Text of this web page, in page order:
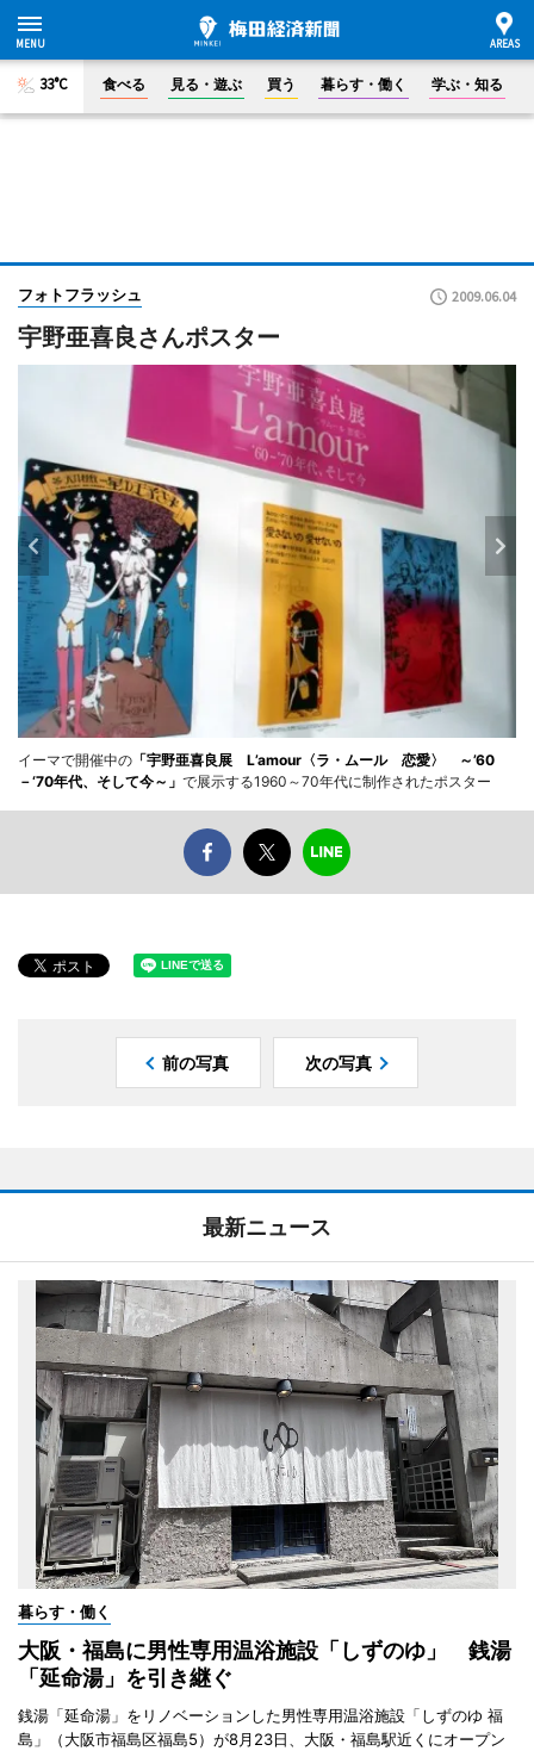
33°C 食べる 見る・遊ぶ 買う 暮らす・働く 学ぶ・知る
フォトフラッシュ 2009.06.04
宇野亜喜良さんポスター
イーマで開催中の 「宇野亜喜良展 L’amour〈ラ・ムール 恋愛〉 ～’60
－‘70年代、そして今～」 で展示する1960～70年代に制作されたポスター
前の写真 次の写真
最新ニュース
暮らす・働く
大阪・福島に男性専用温浴施設「しずのゆ」 銭湯
「延命湯」を引き継ぐ
銭湯「延命湯」をリノベーションした男性専用温浴施設「しずのゆ 福
島」（大阪市福島区福島5）が8月23日、大阪・福島駅近くにオープン